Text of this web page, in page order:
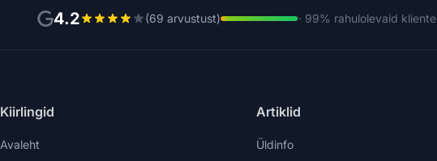
4.2 (69 arvustust) · 99% rahulolevaid kliente
Kiirlingid
Avaleht
Artiklid
Üldinfo